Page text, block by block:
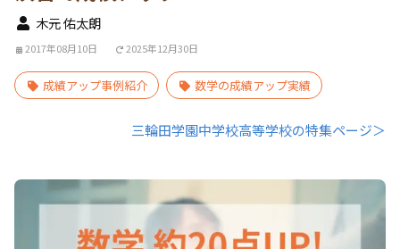
木元 佑太朗
2017年08月10日 2025年12月30日
成績アップ事例紹介 数学の成績アップ実績
三輪田学園中学校高等学校の特集ページ＞